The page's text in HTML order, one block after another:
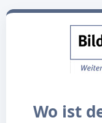
Wo ist